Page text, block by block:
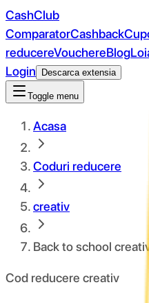
CashClub
ComparatorCashback
reducereVouchereBlog
Login
Descarca extensia
Toggle menu
Acasa
Coduri reducere
creativ
Back to school
Cod reducere creativ